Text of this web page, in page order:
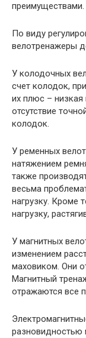
преимуществами.
По виду
велотренажеры
У колодочных
счет колодок,
их плюс –
отсутствие
колодок.
У ременных
натяжением
также
весьма
нагрузку. Кроме
нагрузку,
У магнитных
изменением
маховиком. Они
Магнитный
отражаются все
разновидностью